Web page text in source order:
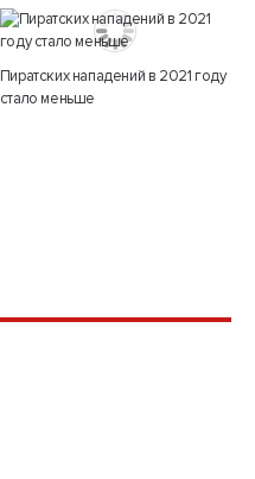
Пиратских нападений в 2021 году
стало меньше